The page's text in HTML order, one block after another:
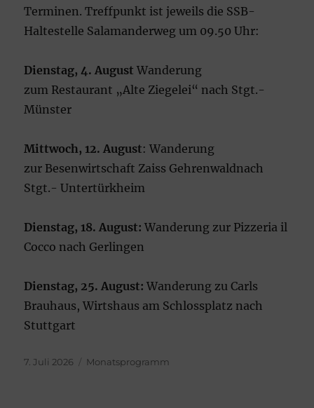
Terminen. Treffpunkt ist jeweils die SSB-
Haltestelle Salamanderweg um 09.50 Uhr:
Dienstag, 4. August Wanderung
zum Restaurant „Alte Ziegelei“ nach Stgt.-
Münster
Mittwoch, 12.August: Wanderung
zur Besenwirtschaft Zaiss Gehrenwaldnach
Stgt.- Untertürkheim
Dienstag, 18.August: Wanderung zur Pizzeria il
Cocco nach Gerlingen
Dienstag, 25.August: Wanderung zu Carls
Brauhaus, Wirtshaus am Schlossplatz nach
Stuttgart
Veröffentlicht
7. Juli 2026 Kategorien
Monatsprogramm